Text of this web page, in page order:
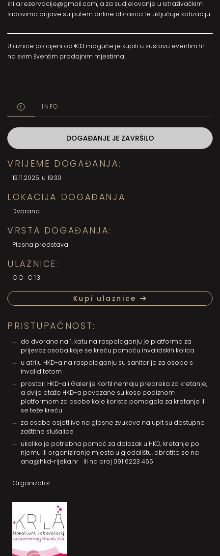
krila.rezervacije@gmail.com, a za sudjelovanje u istraživačkim
labovima prijave su putem online obrasca te uključuje kotizaciju.
Ulaznice po cijeni od €13 moguće je kupiti u sustavu eventim.hr i
na svim Eventim prodajnim mjestima.
INFO
DOGAĐANJE JE ZAVRŠILO
VRIJEME DOGAĐANJA:
13.11.2025. u 19:30
LOKACIJA DOGAĐANJA:
Dvorana
VRSTA DOGAĐANJA:
Plesna predstava
ULAZNICE:
OD €13
Kupi ulaznice
PRISTUPAČNOST:
do dvorane na 1. katu na raspolaganju je platforma za
prijevoz osoba koje se kreću pomoću invalidskih kolica
u atriju HKD-a na raspolaganju su sanitarije za osobe s
invaliditetom
prostori HKD-a i Galerije Kortil nemaju prepreka za kretanje,
a dvije etaže HKD-a povezane su koso podiznom
platformom za osobe koje koriste pomagala za kretanje ili
se teže kreću
za osobe osjetljive na glasne zvukove na upit su dostupne
zaštitne slušalice
ukoliko je potrebna pomoć za dolazak u HKD, kretanje po
njemu ili organiziranje mjesta u gledalištu, obratite se na
ana@hkd-rijeka.hr
ili na broj 091 6223 465
Organizator: